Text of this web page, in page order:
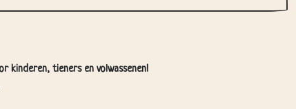
tieners en volwassenen!